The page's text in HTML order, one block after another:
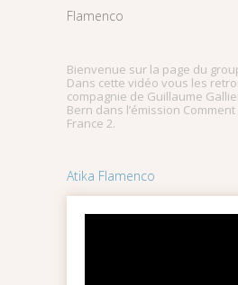
Flamenco
Bienvenue sur la page du
Dans cette vidéo vous les
compagnie de Guillaume
Bern dans l’émission
France 2.
Atika Flamenco